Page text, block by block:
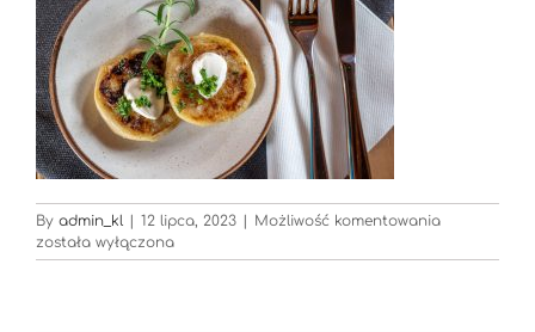
By admin_kl | 12 lipca, 2023 | Możliwość komentowania
została wyłączona